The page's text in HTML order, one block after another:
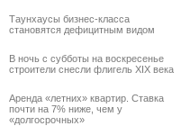
Таунхаусы бизнес-класса
становятся дефицитным видом
В ночь с субботы на воскресенье
строители снесли флигель XIX века
Аренда «летних» квартир. Ставка
почти на 7% ниже, чем у
«долгосрочных»